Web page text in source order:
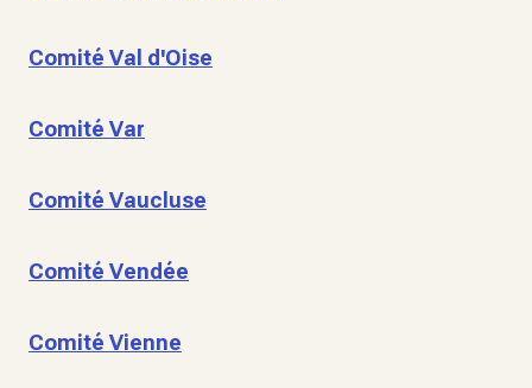
Comité Val d'Oise
Comité Var
Comité Vaucluse
Comité Vendée
Comité Vienne